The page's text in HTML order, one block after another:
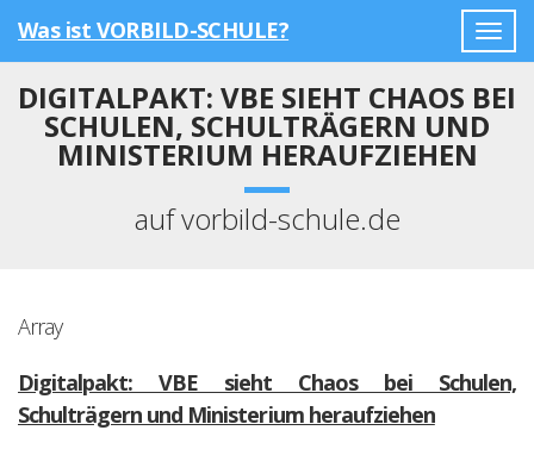
Was ist VORBILD-SCHULE?
DIGITALPAKT: VBE SIEHT CHAOS BEI
SCHULEN, SCHULTRÄGERN UND
MINISTERIUM HERAUFZIEHEN
auf vorbild-schule.de
Array
Digitalpakt: VBE sieht Chaos bei Schulen,
Schulträgern und Ministerium heraufziehen